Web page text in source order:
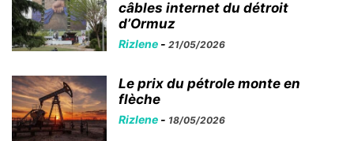
câbles internet du détroit
d’Ormuz
Rizlene - 21/05/2026
Le prix du pétrole monte en
flèche
Rizlene - 18/05/2026